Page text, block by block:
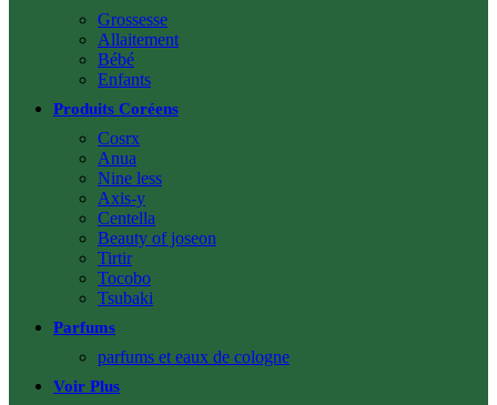
Grossesse
Allaitement
Bébé
Enfants
Produits Coréens
Cosrx
Anua
Nine less
Axis-y
Centella
Beauty of joseon
Tirtir
Tocobo
Tsubaki
Parfums
parfums et eaux de cologne
Voir Plus